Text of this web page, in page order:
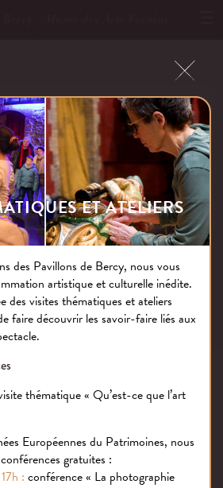
ET ATELIERS
des Pavillons de Bercy, nous vous
artistique et culturelle inédite.
des visites thématiques et ateliers
faire découvrir les savoir-faire liés aux
thématique « Qu’est-ce que l’art
Européennes du Patrimoines, nous
gratuites :
: conférence « La photographie
NEWSLETTER